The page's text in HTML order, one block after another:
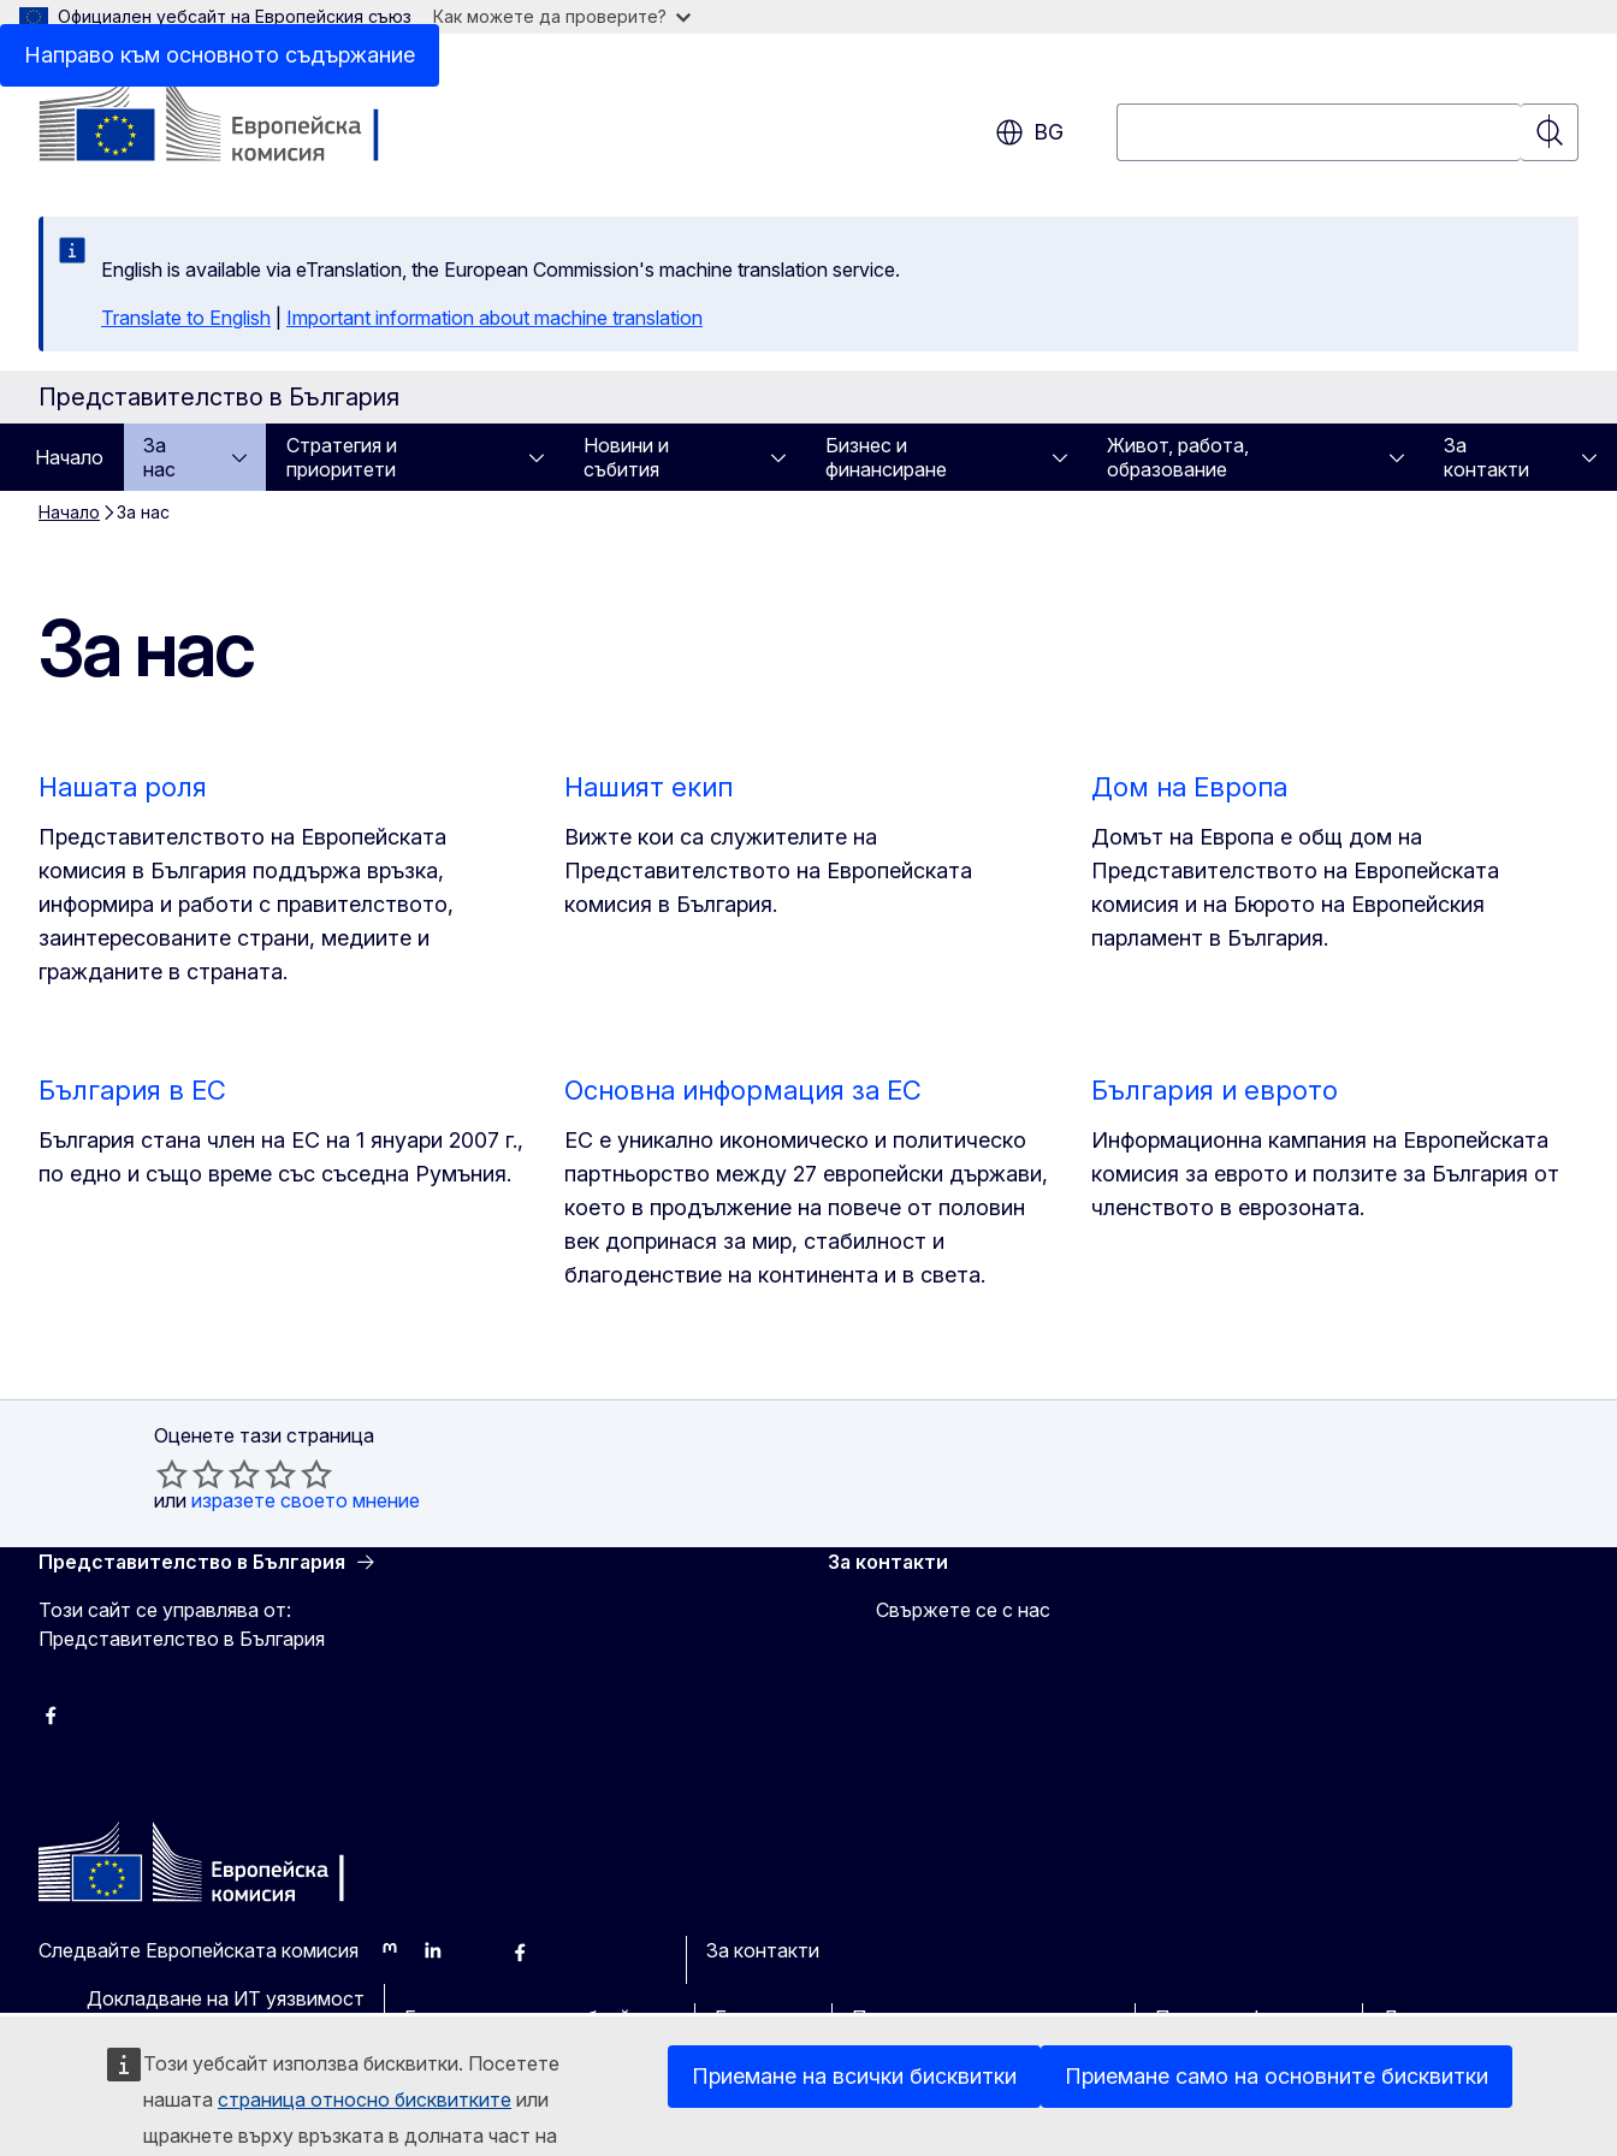
Направо към основното съдържание
Този уебсайт използва бисквитки. Посетете
нашата страница относно бисквитките или
щракнете върху връзката в долната част на
Приемане на всички бисквитки Приемане само на основните бисквитки
Официален уебсайт на Европейския съюз Как можете да проверите?
BG
Търсене
English is available via eTranslation, the European Commission's machine translation service.
Translate to English
Important information about machine translation
Представителство в България
Начало
За
нас
Стратегия и
приоритети
Новини и
събития
Бизнес и
финансиране
Живот, работа,
образование
За
контакти
Начало За нас
За нас
Нашата роля
Представителството на Европейската
комисия в България поддържа връзка,
информира и работи с правителството,
заинтересованите страни, медиите и
гражданите в страната.
Нашият екип
Вижте кои са служителите на
Представителството на Европейската
комисия в България.
Дом на Европа
Домът на Европа е общ дом на
Представителството на Европейската
комисия и на Бюрото на Европейския
парламент в България.
България в ЕС
България стана член на ЕС на 1 януари 2007 г.,
по едно и също време със съседна Румъния.
Основна информация за ЕС
ЕС е уникално икономическо и политическо
партньорство между 27 европейски държави,
което в продължение на повече от половин
век допринася за мир, стабилност и
благоденствие на континента и в света.
България и еврото
Информационна кампания на Европейската
комисия за еврото и ползите за България от
членството в еврозоната.
Оценете тази страница
или изразете своето мнение
Представителство в България
Този сайт се управлява от:
Представителство в България
Facebook
За контакти
Свържете се с нас
Следвайте Европейската комисия
MastodonLinkedInBlueskyFacebook
За контакти
Докладване на ИТ уязвимост
Езици на нашите уебсайтове
Бисквитки Политика за поверителност Правна информация Достъпност